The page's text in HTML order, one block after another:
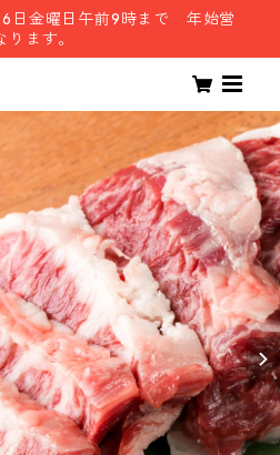
日金曜日午前9時まで 年始営
ます。